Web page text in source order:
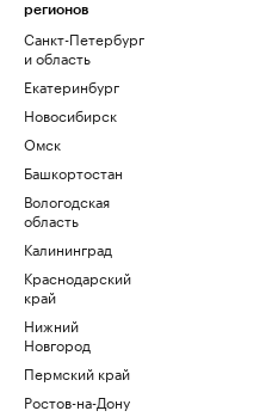
регионов
Санкт-Петербург
и область
Екатеринбург
Новосибирск
Омск
Башкортостан
Вологодская
область
Калининград
Краснодарский
край
Нижний
Новгород
Пермский край
Ростов-на-Дону